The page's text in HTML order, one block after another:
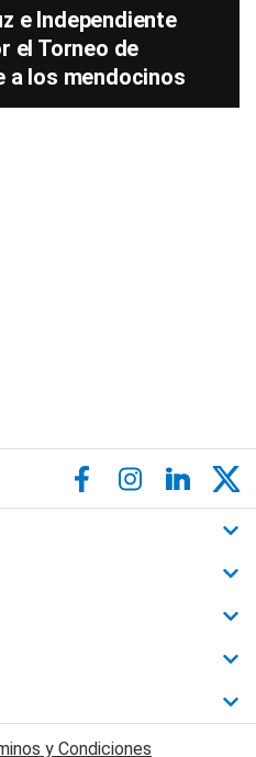
e Independiente
el Torneo de
a los mendocinos
y Condiciones